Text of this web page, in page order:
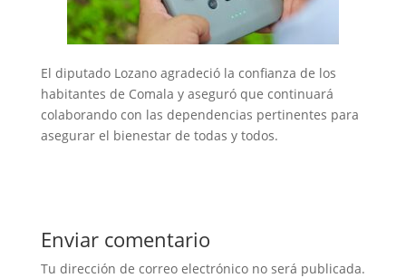
El diputado Lozano agradeció la confianza de los
habitantes de Comala y aseguró que continuará
colaborando con las dependencias pertinentes para
asegurar el bienestar de todas y todos.
Enviar comentario
Tu dirección de correo electrónico no será publicada.